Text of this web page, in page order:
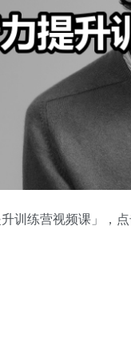
训练营视频课」，